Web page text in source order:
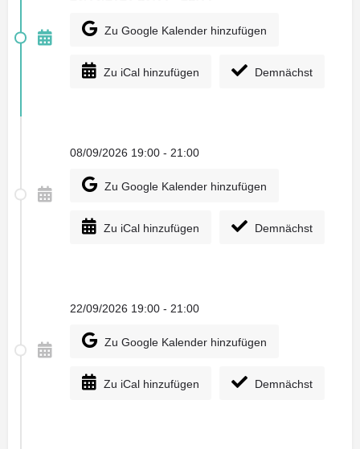
Zu Google Kalender hinzufügen
Zu iCal hinzufügen Demnächst
08/09/2026 19:00 - 21:00
Zu Google Kalender hinzufügen
Zu iCal hinzufügen Demnächst
22/09/2026 19:00 - 21:00
Zu Google Kalender hinzufügen
Zu iCal hinzufügen Demnächst